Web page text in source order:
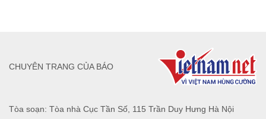
Tòa soạn: Tòa nhà Cục Tần Số, 115 Trần Duy Hưng Hà Nội
CHUYÊN TRANG CỦA BÁO